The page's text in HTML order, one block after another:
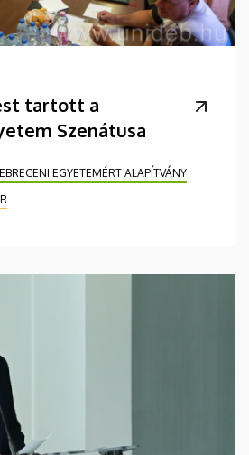
tartott a
Szenátusa
EGYETEMÉRT ALAPÍTVÁNY